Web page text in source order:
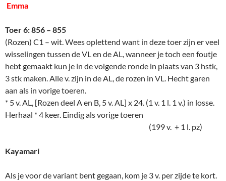
Emma
Toer 6: 856 – 855
(Rozen) C1 – wit. Wees oplettend want in deze toer zijn er veel
wisselingen tussen de VL en de AL, wanneer je toch een foutje
hebt gemaakt kun je in de volgende ronde in plaats van 3 hstk,
3 stk maken. Alle v. zijn in de AL, de rozen in VL. Hecht garen
aan als in vorige toeren.
* 5 v. AL, [Rozen deel A en B, 5 v. AL] x 24. (1 v. 1 l. 1 v.) in losse.
Herhaal * 4 keer. Eindig als vorige toeren
(199 v. + 1 l. pz)
Kayamari
Als je voor de variant bent gegaan, kom je 3 v. per zijde te kort.